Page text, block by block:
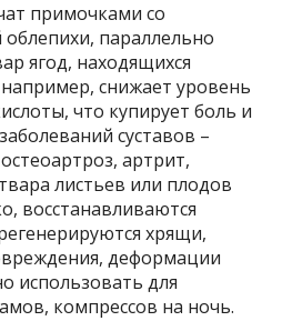
примочками со
параллельно
ягод, находящихся
снижает уровень
что купирует боль и
суставов –
артрит,
листьев или плодов
восстанавливаются
хрящи,
деформации
использовать для
компрессов на ночь.